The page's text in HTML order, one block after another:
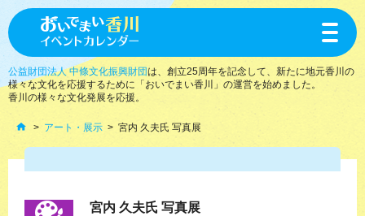
toggle
公益財団法人 中條文化振興財団は、創立25周年を記念して、新たに地元香川の
様々な文化を応援するために「おいでまい香川」の運営を始めました。
香川の様々な文化発展を応援。
アート・展示 宮内 久夫氏 写真展
宮内 久夫氏 写真展